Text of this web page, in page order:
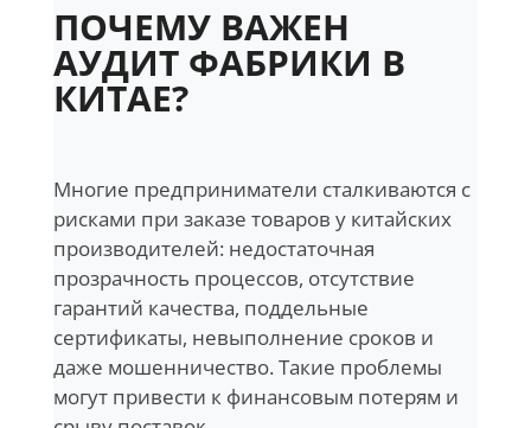
ПОЧЕМУ ВАЖЕН
АУДИТ ФАБРИКИ В
КИТАЕ?
Многие предприниматели сталкиваются с
рисками при заказе товаров у китайских
производителей: недостаточная
прозрачность процессов, отсутствие
гарантий качества, поддельные
сертификаты, невыполнение сроков и
даже мошенничество. Такие проблемы
могут привести к финансовым потерям и